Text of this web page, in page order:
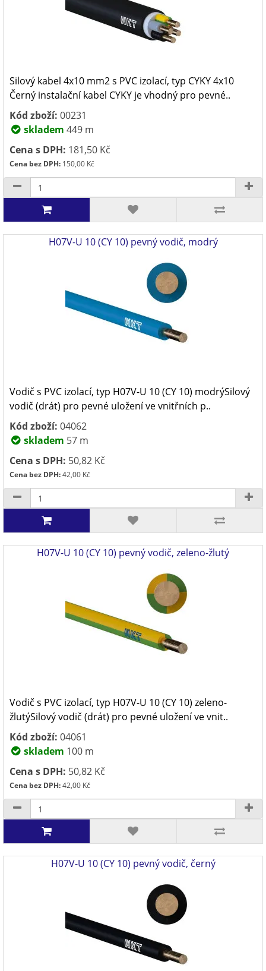
Silový kabel 4x10 mm2 s PVC izolací, typ CYKY 4x10
Černý instalační kabel CYKY je vhodný pro pevné..
Kód zboží: 00231
skladem 449 m
Cena s DPH: 181,50 Kč
Cena bez DPH: 150,00 Kč
H07V-U 10 (CY 10) pevný vodič, modrý
Vodič s PVC izolací, typ H07V-U 10 (CY 10) modrýSilový
vodič (drát) pro pevné uložení ve vnitřních p..
Kód zboží: 04062
skladem 57 m
Cena s DPH: 50,82 Kč
Cena bez DPH:42,00 Kč
H07V-U 10 (CY 10) pevný vodič, zeleno-žlutý
Vodič s PVC izolací, typ H07V-U 10 (CY 10) zeleno-
žlutýSilový vodič (drát) pro pevné uložení ve vnit..
Kód zboží: 04061
skladem 100 m
Cena s DPH: 50,82 Kč
Cena bez DPH:42,00 Kč
H07V-U 10 (CY 10) pevný vodič, černý